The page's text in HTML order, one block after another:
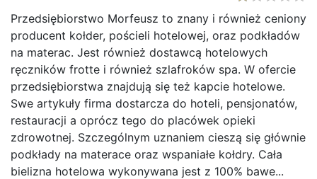
Przedsiębiorstwo Morfeusz to znany i również ceniony
producent kołder, pościeli hotelowej, oraz podkładów
na materac. Jest również dostawcą hotelowych
ręczników frotte i również szlafroków spa. W ofercie
przedsiębiorstwa znajdują się też kapcie hotelowe.
Swe artykuły firma dostarcza do hoteli, pen­sjonatów,
restauracji a oprócz tego do placówek opieki
zdrowotnej. Szczególnym uznaniem cieszą się głównie
podkłady na materace oraz wspaniałe kołdry. Cała
bielizna hotelowa wykonywana jest z 100% bawe...